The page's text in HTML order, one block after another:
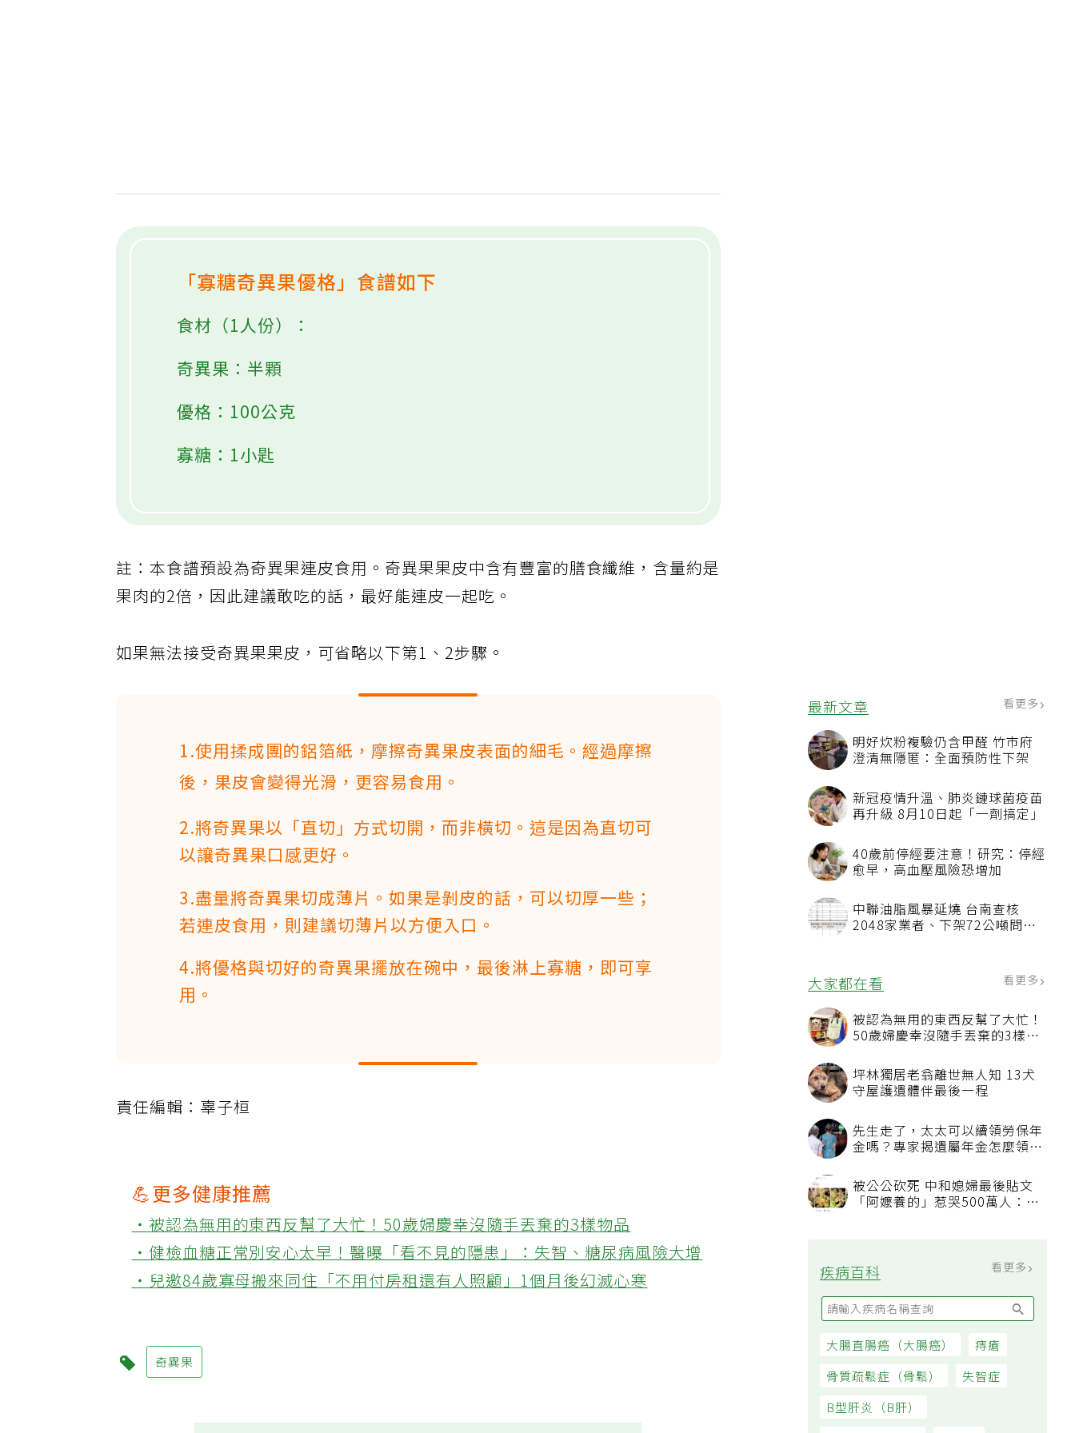
最新文章 看更多
明好炊粉複驗仍含甲醛 竹市府
澄清無隱匿：全面預防性下架
新冠疫情升溫、肺炎鏈球菌疫苗
再升級 8月10日起「一劑搞定」
40歲前停經要注意！研究：停經
愈早，高血壓風險恐增加
中聯油脂風暴延燒 台南查核
2048家業者、下架72公噸問題
大家都在看
被認為無用的東西反幫了大忙！
50歲婦慶幸沒隨手丟棄的3樣物
坪林獨居老翁離世無人知 13犬
守屋護遺體伴最後一程
先生走了，太太可以續領勞保年
看順位還要看資格
被公公砍死 中和媳婦最後貼文
疾病百科
「寡糖奇異果優格」食譜如下
食材（1人份）：
奇異果：半顆
優格：100公克
寡糖：1小匙
註：本食譜預設為奇異果連皮食用。奇異果果皮中含有豐富的膳食纖維，含量約是
果肉的2倍，因此建議敢吃的話，最好能連皮一起吃。
如果無法接受奇異果果皮，可省略以下第1、2步驟。
1.使用揉成團的鋁箔紙，摩擦奇異果皮表面的細毛。經過摩擦
後，果皮會變得光滑，更容易食用。
2.將奇異果以「直切」方式切開，而非橫切。這是因為直切可
以讓奇異果口感更好。
3.盡量將奇異果切成薄片。如果是剝皮的話，可以切厚一些；
若連皮食用，則建議切薄片以方便入口。
4.將優格與切好的奇異果擺放在碗中，最後淋上寡糖，即可享
用。
責任編輯：辜子桓
💪更多健康推薦
‧被認為無用的東西反幫了大忙！50歲婦慶幸沒隨手丟棄的3樣物品
‧健檢血糖正常別安心太早！醫曝「看不見的隱患」：失智、糖尿病風險大增
‧兒邀84歲寡母搬來同住「不用付房租還有人照顧」1個月後幻滅心寒
奇異果